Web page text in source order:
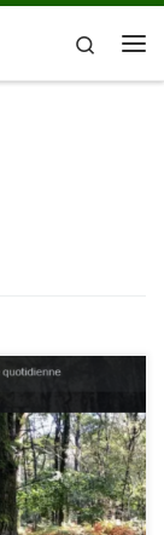
Search
podcasts/le-13-